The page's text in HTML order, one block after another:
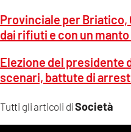
Tutti gli articoli diSocietà
Provinciale per Briatico,
dai rifiuti e con un
Elezione del presidente
scenari, battute di